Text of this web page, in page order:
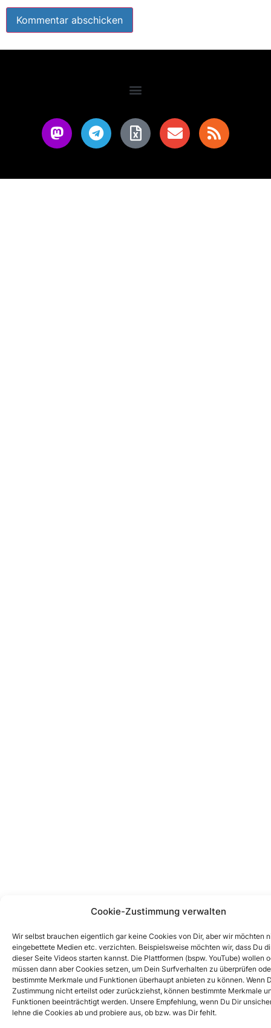
Cookie-Zustimmung verwalten
Wir selbst brauchen eigentlich gar keine Cookies von Dir, aber wir möchten
eingebettete Medien etc. verzichten. Beispielsweise möchten wir, dass Du
dieser Seite Videos starten kannst. Die Plattformen (bspw. YouTube) wollen
müssen dann aber Cookies setzen, um Dein Surfverhalten zu überprüfen
bestimmte Merkmale und Funktionen überhaupt anbieten zu können. Wenn
Zustimmung nicht erteilst oder zurückziehst, können bestimmte Merkmale
Funktionen beeinträchtigt werden. Unsere Empfehlung, wenn Du Dir
lehne die Cookies ab und probiere aus, ob bzw. was Dir fehlt.